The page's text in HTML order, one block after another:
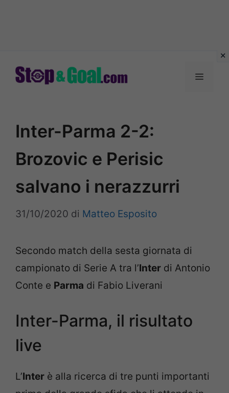
Menu
Inter-Parma 2-2:
Brozovic e Perisic
salvano i nerazzurri
31/10/2020 di Matteo Esposito
Secondo match della sesta giornata di
campionato di Serie A tra l’Inter di Antonio
Conte e Parma di Fabio Liverani
Inter-Parma, il risultato
live
L’Inter è alla ricerca di tre punti importanti